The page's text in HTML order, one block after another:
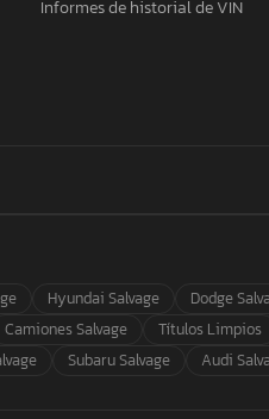
Informes de historial de VIN
Hyundai Salvage Dodge
Camiones Salvage Títulos Limpios
Subaru Salvage Audi